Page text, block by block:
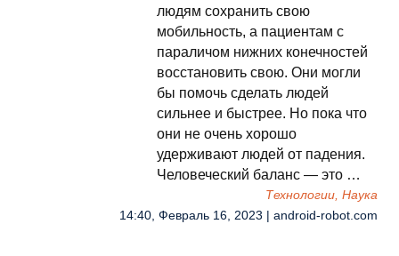
людям сохранить свою
мобильность, а пациентам с
параличом нижних конечностей
восстановить свою. Они могли
бы помочь сделать людей
сильнее и быстрее. Но пока что
они не очень хорошо
удерживают людей от падения.
Человеческий баланс — это …
Технологии, Наука
14:40, Февраль 16, 2023 | android-robot.com